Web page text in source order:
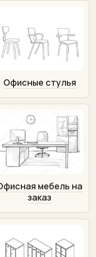
Офисные стулья
мебель на
заказ